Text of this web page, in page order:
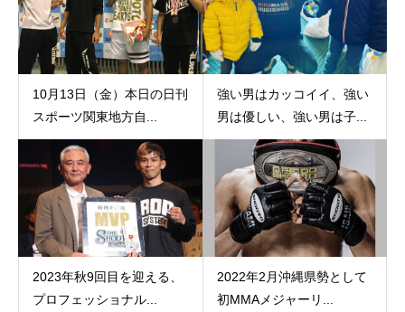
10月13日（金）本日の日刊
スポーツ関東地方自...
強い男はカッコイイ、強い
男は優しい、強い男は子...
2023年秋9回目を迎える、
プロフェッショナル...
2022年2月沖縄県勢として
初MMAメジャーリ...